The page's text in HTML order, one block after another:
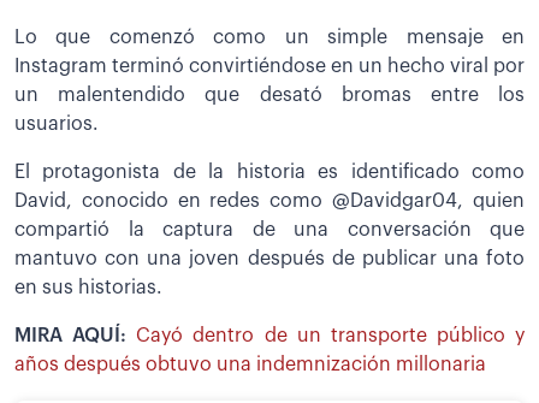
Lo que comenzó como un simple mensaje en
Instagram terminó convirtiéndose en un hecho viral por
un malentendido que desató bromas entre los
usuarios.
El protagonista de la historia es identificado como
David, conocido en redes como @Davidgar04, quien
compartió la captura de una conversación que
mantuvo con una joven después de publicar una foto
en sus historias.
MIRA AQUÍ: Cayó dentro de un transporte público y
años después obtuvo una indemnización millonaria